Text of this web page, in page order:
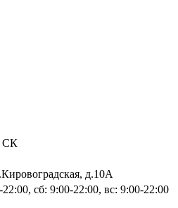
д.10А
сб: 9:00-22:00, вс: 9:00-22:00